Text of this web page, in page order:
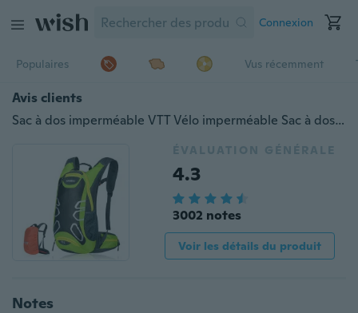
Connexion
Populaires Vus récemment
Avis clients
Sac à dos imperméable VTT Vélo imperméable Sac à dos Vélo Hydratation Sac à dos Equipement de sport Equipement de Cyclisme Sac à dos Vélo Sac à dos Chargeable Sac à Eau
ÉVALUATION GÉNÉRALE
4.3
3002 notes
Voir les détails du produit
Notes